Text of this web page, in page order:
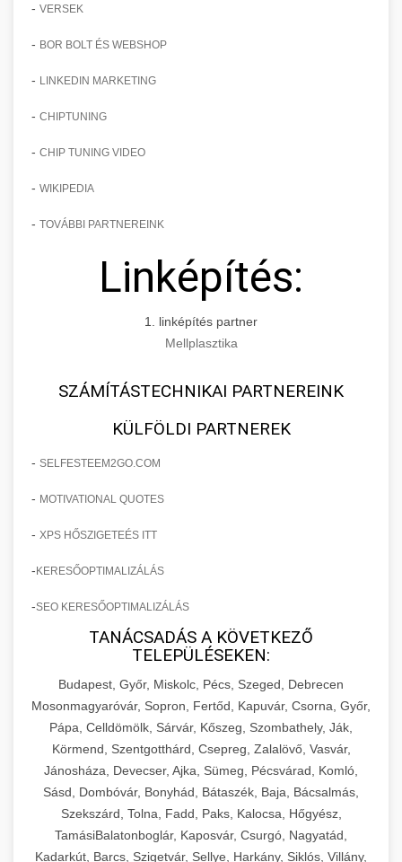
- VERSEK
- BOR BOLT ÉS WEBSHOP
- LINKEDIN MARKETING
- CHIPTUNING
- CHIP TUNING VIDEO
- WIKIPEDIA
- TOVÁBBI PARTNEREINK
Linképítés:
1. linképítés partner
Mellplasztika
SZÁMÍTÁSTECHNIKAI PARTNEREINK
KÜLFÖLDI PARTNEREK
- SELFESTEEM2GO.COM
- MOTIVATIONAL QUOTES
- XPS HŐSZIGETEÉS ITT
- KERESŐOPTIMALIZÁLÁS
-SEO KERESŐOPTIMALIZÁLÁS
TANÁCSADÁS A KÖVETKEZŐ
TELEPÜLÉSEKEN:
Budapest, Győr, Miskolc, Pécs, Szeged, Debrecen
Mosonmagyaróvár, Sopron, Fertőd, Kapuvár, Csorna, Győr,
Pápa, Celldömölk, Sárvár, Kőszeg, Szombathely, Ják,
Körmend, Szentgotthárd, Csepreg, Zalalövő, Vasvár,
Jánosháza, Devecser, Ajka, Sümeg, Pécsvárad, Komló,
Sásd, Dombóvár, Bonyhád, Bátaszék, Baja, Bácsalmás,
Szekszárd, Tolna, Fadd, Paks, Kalocsa, Hőgyész,
TamásiBalatonboglár, Kaposvár, Csurgó, Nagyatád,
Kadarkút, Barcs, Szigetvár, Sellye, Harkány, Siklós, Villány,